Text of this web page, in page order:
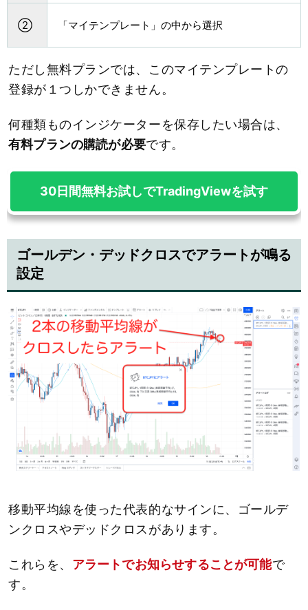
② 「マイテンプレート」の中から選択
ただし無料プランでは、このマイテンプレートの
登録が１つしかできません。
何種類ものインジケーターを保存したい場合は、
有料プランの購読が必要です。
30日間無料お試しでTradingViewを試す
ゴールデン・デッドクロスでアラートが鳴る
設定
移動平均線を使った代表的なサインに、ゴールデ
ンクロスやデッドクロスがあります。
これらを、 アラートでお知らせすることが可能で
す。